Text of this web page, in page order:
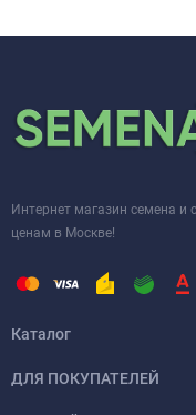
Интернет магазин семена
ценам в Москве!
Каталог
ДЛЯ ПОКУПАТЕЛЕЙ